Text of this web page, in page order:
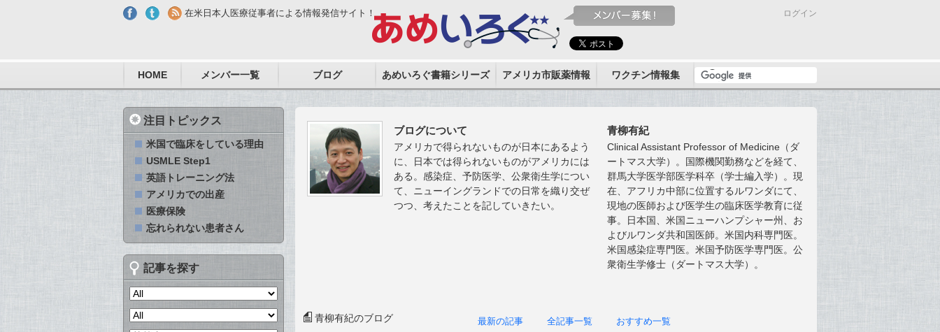
在米日本人医療従事者による情報発信サイト！ ログイン
HOME メンバー一覧 ブログ あめいろぐ書籍シリーズ アメリカ市販薬情報 ワクチン情報集
ブログについて
アメリカで得られないものが日本にあるよう
に、日本では得られないものがアメリカには
ある。感染症、予防医学、公衆衛生学につい
て、ニューイングランドでの日常を織り交ぜ
つつ、考えたことを記していきたい。
青柳有紀
Clinical Assistant Professor of Medicine（ダ
ートマス大学）。国際機関勤務などを経て、
群馬大学医学部医学科卒（学士編入学）。現
在、アフリカ中部に位置するルワンダにて、
現地の医師および医学生の臨床医学教育に従
事。日本国、米国ニューハンプシャー州、お
よびルワンダ共和国医師。米国内科専門医。
米国感染症専門医。米国予防医学専門医。公
衆衛生学修士（ダートマス大学）。
青柳有紀のブログ 最新の記事 全記事一覧 おすすめ一覧
注目トピックス
米国で臨床をしている理由
USMLE Step1
英語トレーニング法
アメリカでの出産
医療保険
忘れられない患者さん
記事を探す